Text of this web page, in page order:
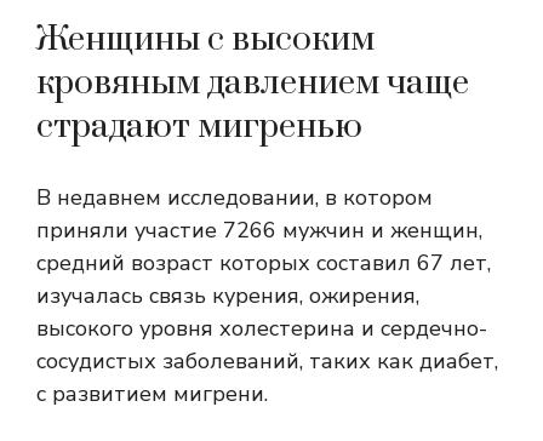
Женщины с высоким
кровяным давлением чаще
страдают мигренью
В недавнем исследовании, в котором
приняли участие 7266 мужчин и женщин,
средний возраст которых составил 67 лет,
изучалась связь курения, ожирения,
высокого уровня холестерина и сердечно-
сосудистых заболеваний, таких как диабет,
с развитием мигрени.